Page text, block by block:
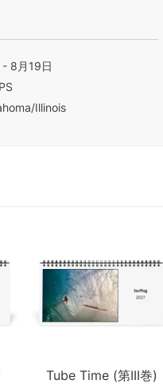
8月19日
Illinois
Tube Time (第III巻)